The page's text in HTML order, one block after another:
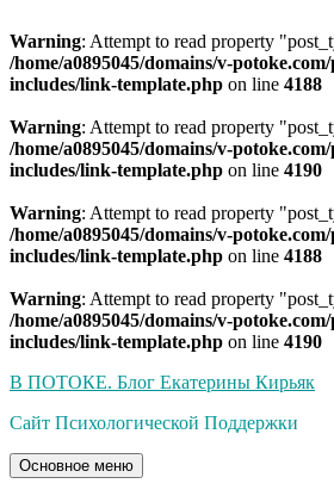
Warning: Attempt to read property
/home/a0895045/domains/v-
includes/link-template.php on line 4188
Warning: Attempt to read property
/home/a0895045/domains/v-
includes/link-template.php on line 4190
Warning: Attempt to read property
/home/a0895045/domains/v-
includes/link-template.php on line 4188
Warning: Attempt to read property
/home/a0895045/domains/v-
includes/link-template.php on line 4190
Перейти
содержимому
В ПОТОКЕ. Блог Екатерины Кирьяк
Сайт Психологической Поддержки
Основное меню